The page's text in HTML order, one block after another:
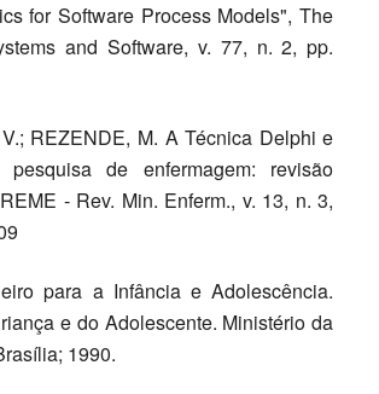
for Software Process Models", The
and Software, v. 77, n. 2, pp.
REZENDE, M. A Técnica Delphi e
de enfermagem: revisão
- Rev. Min. Enferm., v. 13, n. 3,
para a Infância e Adolescência.
e do Adolescente. Ministério da
1990.